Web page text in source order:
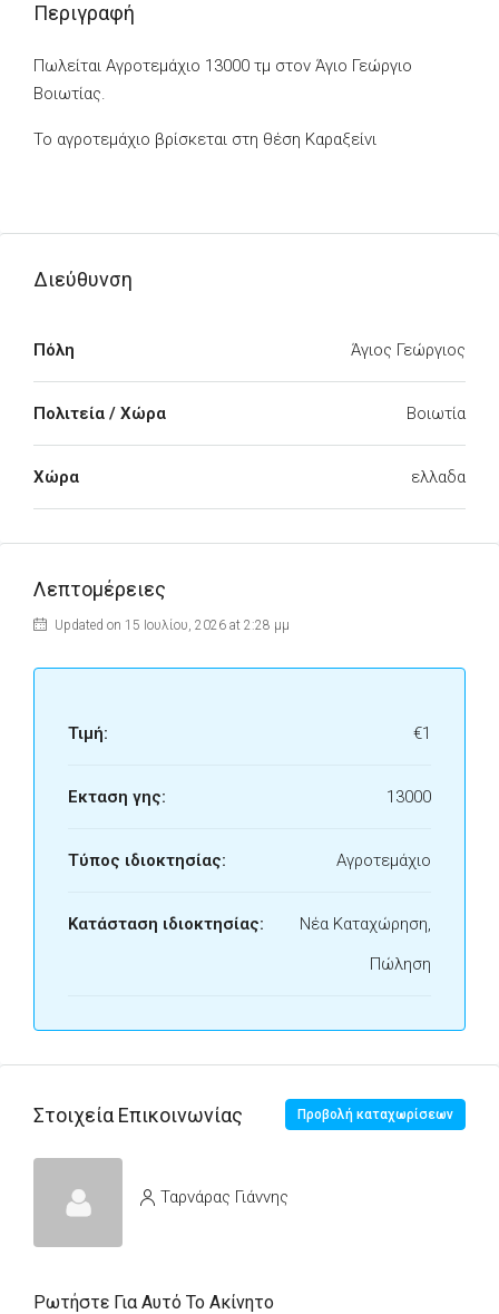
Περιγραφή
Πωλείται Αγροτεμάχιο 13000 τμ στον Άγιο Γεώργιο
Βοιωτίας.
Το αγροτεμάχιο βρίσκεται στη θέση Καραξείνι
Διεύθυνση
Πόλη Άγιος Γεώργιος
Πολιτεία / Χώρα Βοιωτία
Χώρα ελλαδα
Λεπτομέρειες
Updated on 15 Ιουλίου, 2026 at 2:28 μμ
Τιμή: €1
Εκταση γης: 13000
Τύπος ιδιοκτησίας: Αγροτεμάχιο
Κατάσταση ιδιοκτησίας:
Νέα Καταχώρηση,
Πώληση
Στοιχεία Επικοινωνίας Προβολή καταχωρίσεων
Ταρνάρας Γιάννης
Ρωτήστε Για Αυτό Το Ακίνητο